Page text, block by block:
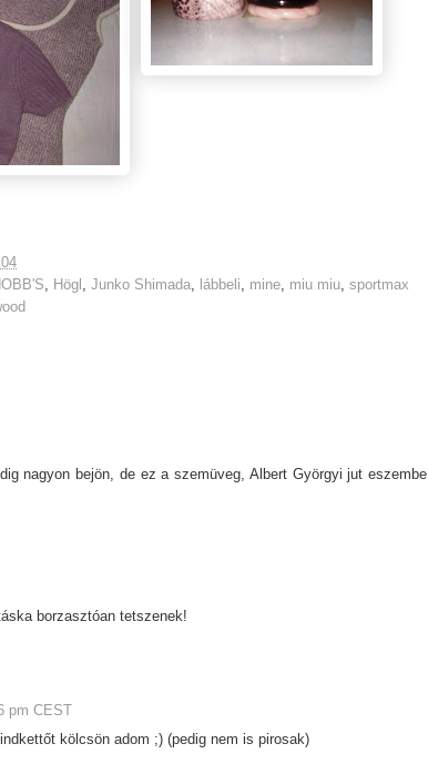
Högl Junko Shimada lábbeli mine miu miu sportmax
nagyon bejön, de ez a szemüveg, Albert Györgyi jut eszembe
borzasztóan tetszenek!
pm CEST
kölcsön adom ;) (pedig nem is pirosak)